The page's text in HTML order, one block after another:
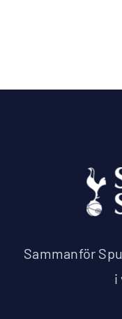
Sammanför
i